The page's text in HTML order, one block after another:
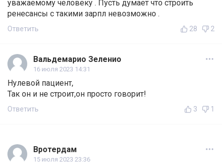
уважаемому человеку . Пусть думает что строить
ренесансы с такими зарпл невозможно .
Ответить 28 2
Вальдемарио Зеленио
16 июля 2023 14:31
Нулевой пациент,
Так он и не строит,он просто говорит!
Ответить 3 1
Вротердам
15 июля 2023 23:36